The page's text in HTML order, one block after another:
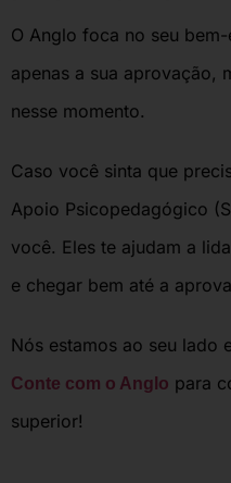
O Anglo foca no seu
apenas a sua aprovação,
nesse momento.
Caso você sinta que
Apoio Psicopedagógico
você. Eles te ajudam a
e chegar bem até a
Nós estamos ao seu lado
Conte com o Anglo para
superior!